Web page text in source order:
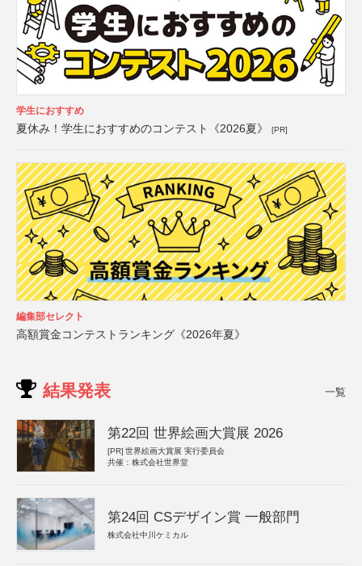
学生におすすめ
夏休み！学生におすすめのコンテスト《2026夏》 [PR]
編集部セレクト
高額賞金コンテストランキング《2026年夏》
結果発表 一覧
第22回 世界絵画大賞展 2026
[PR] 世界絵画大賞展 実行委員会
共催：株式会社世界堂
第24回 CSデザイン賞 一般部門
株式会社中川ケミカル